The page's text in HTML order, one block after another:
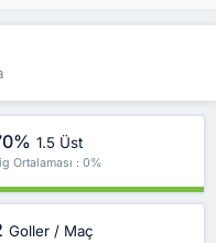
1.5 Üst
Ortalaması : 0%
Goller / Maç